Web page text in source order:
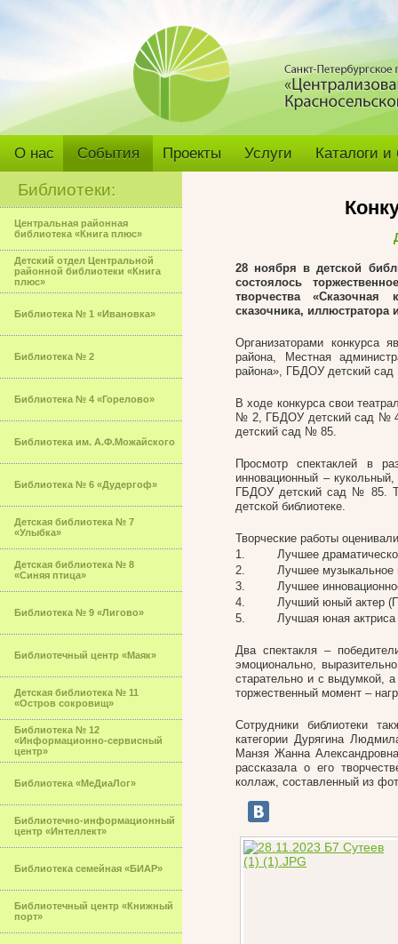
О нас События Проекты Услуги Каталоги
Библиотеки:
Центральная районная
библиотека «Книга плюс»
Детский отдел Центральной
районной библиотеки «Книга
плюс»
Библиотека № 1 «Ивановка»
Библиотека № 2
Библиотека № 4 «Горелово»
Библиотека им. А.Ф.Можайского
Библиотека № 6 «Дудергоф»
Детская библиотека № 7
«Улыбка»
Детская библиотека № 8
«Синяя птица»
Библиотека № 9 «Лигово»
Библиотечный центр «Маяк»
Детская библиотека № 11
«Остров сокровищ»
Библиотека № 12
«Информационно-сервисный
центр»
Библиотека «МеДиаЛог»
Библиотечно-информационный
центр «Интеллект»
Библиотека семейная «БИАР»
Библиотечный центр «Книжный
порт»
28 ноября в детской
состоялось
творчества
сказочника, иллюстратора
Организаторами конкурса
района, Местная
района», ГБДОУ детский
В ходе конкурса свои
№ 2, ГБДОУ детский сад №
детский сад № 85.
Просмотр спектаклей в
инновационный –
ГБДОУ детский сад № 85.
детской библиотеке.
Творческие работы
1. Лучшее драматическое
2. Лучшее музыкальное
3. Лучшее инновационное
4. Лучший юный актер
5. Лучшая юная актриса
Два спектакля –
эмоционально,
старательно и с выдумкой,
торжественный момент –
Сотрудники библиотеки
категории Дурягина
Манзя Жанна
рассказала о его
коллаж, составленный из